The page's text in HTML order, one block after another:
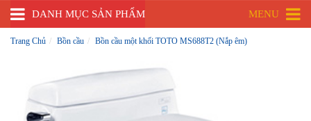
DANH MỤC SẢN PHẨM MENU
Trang Chủ Bồn cầu Bồn cầu một khối TOTO MS688T2 (Nắp êm)